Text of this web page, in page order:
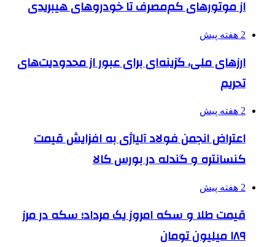
از موتورهای کم‌مصرف تا خودروهای هیبریدی
2 هفته پیش
ارزهای ملی، گزینه‌ای برای عبور از محدودیت‌های
تحریم
2 هفته پیش
اعتراض انجمن فولاد آلیاژی به افزایش قیمت
کنسانتره و گندله در بورس کالا
2 هفته پیش
قیمت طلا و سکه امروز یک مرداد؛ سکه در مرز
۱۸۹ میلیون تومان